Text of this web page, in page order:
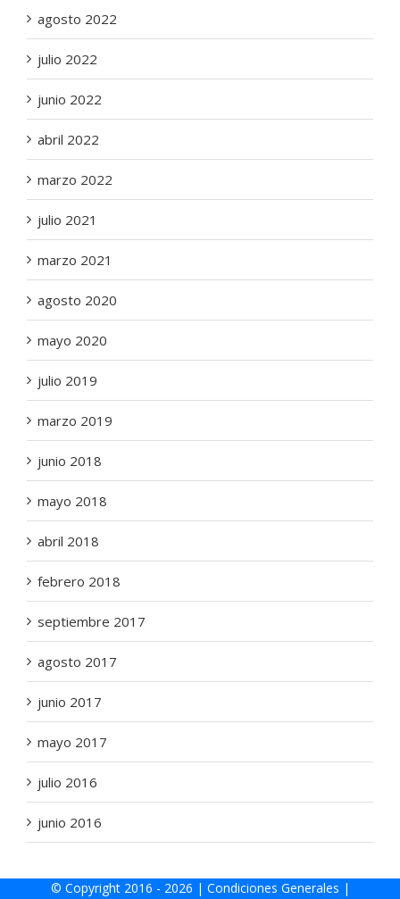
agosto 2022
julio 2022
junio 2022
abril 2022
marzo 2022
julio 2021
marzo 2021
agosto 2020
mayo 2020
julio 2019
marzo 2019
junio 2018
mayo 2018
abril 2018
febrero 2018
septiembre 2017
agosto 2017
junio 2017
mayo 2017
julio 2016
junio 2016
© Copyright 2016 - 2026 | Condiciones Generales |